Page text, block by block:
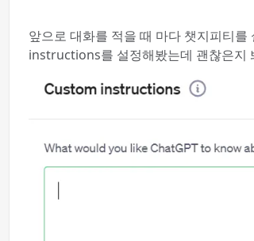
앞으로 대화를 적을 때 마다 챗지피티
instructions를 설정해봤는데 괜찮은지